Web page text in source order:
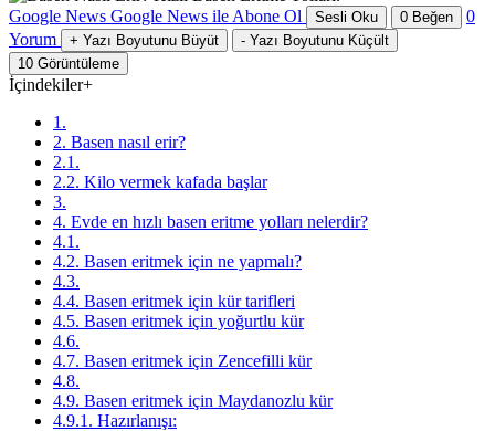
Google News Google News ile Abone Ol Sesli Oku 0 Beğen
0
Yorum
+ Yazı Boyutunu Büyüt - Yazı Boyutunu Küçült
10 Görüntüleme
İçindekiler+
1.
2. Basen nasıl erir?
2.1.
2.2. Kilo vermek kafada başlar
3.
4. Evde en hızlı basen eritme yolları nelerdir?
4.1.
4.2. Basen eritmek için ne yapmalı?
4.3.
4.4. Basen eritmek için kür tarifleri
4.5. Basen eritmek için yoğurtlu kür
4.6.
4.7. Basen eritmek için Zencefilli kür
4.8.
4.9. Basen eritmek için Maydanozlu kür
4.9.1. Hazırlanışı: